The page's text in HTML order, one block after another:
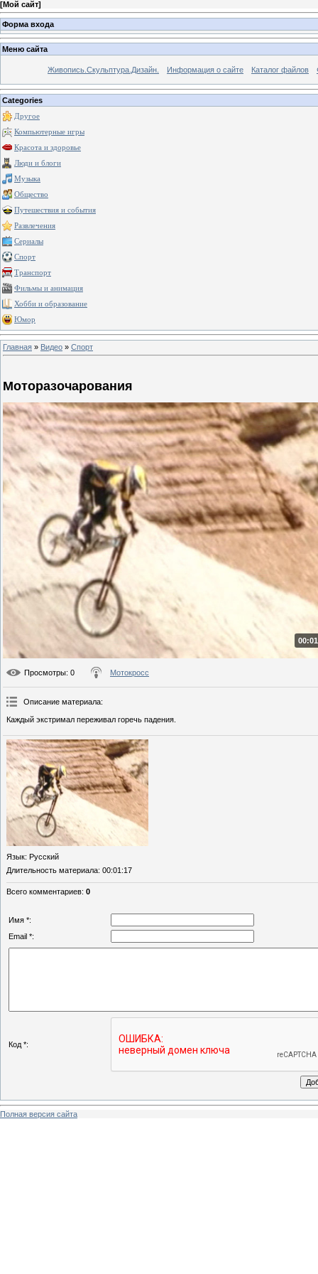
[Мой сайт]
Форма входа
Меню сайта
Живопись.Скульптура.Дизайн. Информация о сайте Каталог файлов
Categories
Другое
Компьютерные игры
Красота и здоровье
Люди и блоги
Музыка
Общество
Путешествия и события
Развлечения
Сериалы
Спорт
Транспорт
Фильмы и анимация
Хобби и образование
Юмор
Главная » Видео » Спорт
Моторазочарования
Просмотры: 0 Мотокросс
Описание материала:
Каждый экстримал переживал горечь падения.
Язык: Русский
Длительность материала: 00:01:17
Всего комментариев: 0
Имя *:
Email *:
Код *:
Полная версия сайта